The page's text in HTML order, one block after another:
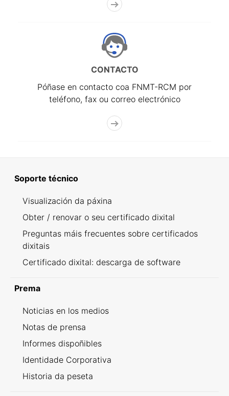
CONTACTO
Póñase en contacto coa FNMT-RCM por
teléfono, fax ou correo electrónico
Soporte técnico
Visualización da páxina
Obter / renovar o seu certificado dixital
Preguntas máis frecuentes sobre certificados
dixitais
Certificado dixital: descarga de software
Prema
Noticias en los medios
Notas de prensa
Informes dispoñibles
Identidade Corporativa
Historia da peseta